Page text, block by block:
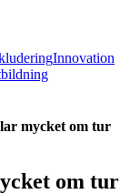
Innovation
mycket om tur
om tur